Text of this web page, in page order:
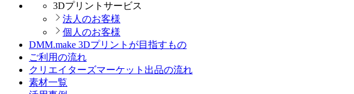
3Dプリントサービス
法人のお客様
個人のお客様
DMM.make 3Dプリントが目指すもの
ご利用の流れ
クリエイターズマーケット出品の流れ
素材一覧